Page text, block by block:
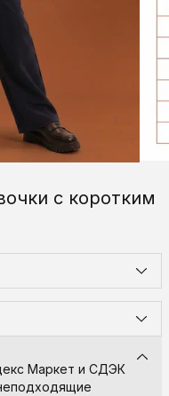
с коротким
Маркет и СДЭК